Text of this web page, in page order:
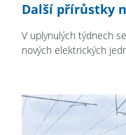
Další přírůstky
V uplynulých týdnech
nových elektrických